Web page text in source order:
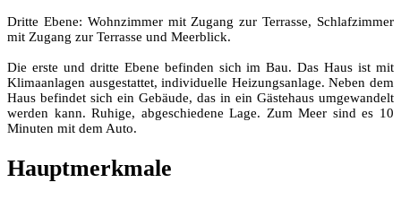
Dritte Ebene: Wohnzimmer mit Zugang zur Terrasse, Schlafzimmer
mit Zugang zur Terrasse und Meerblick.
Die erste und dritte Ebene befinden sich im Bau. Das Haus ist mit
Klimaanlagen ausgestattet, individuelle Heizungsanlage. Neben dem
Haus befindet sich ein Gebäude, das in ein Gästehaus umgewandelt
werden kann. Ruhige, abgeschiedene Lage. Zum Meer sind es 10
Minuten mit dem Auto.
Hauptmerkmale